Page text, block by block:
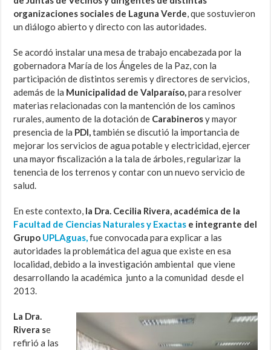
organizaciones sociales de Laguna Verde, que sostuvieron
un diálogo abierto y directo con las autoridades.
Se acordó instalar una mesa de trabajo encabezada por la
gobernadora María de los Ángeles de la Paz, con la
participación de distintos seremis y directores de servicios,
además de la Municipalidad de Valparaíso,para resolver
materias relacionadas con la mantención de los caminos
rurales, aumento de la dotación de Carabinerosy mayor
presencia de la PDI,también se discutió la importancia de
mejorar los servicios de agua potable y electricidad, ejercer
una mayor fiscalización a la tala de árboles, regularizar la
tenencia de los terrenos y contar con un nuevo servicio de
salud.
En este contexto, la Dra. Cecilia Rivera, académica de la
Facultad de Ciencias Naturales y Exactas e integrante del
Grupo UPLAguas,fue convocada para explicar a las
autoridades la problemática del agua que existe en esa
localidad, debido a la investigación ambiental que viene
desarrollando la académica junto a la comunidad desde el
2013.
La Dra.
Rivera se
refirió a las